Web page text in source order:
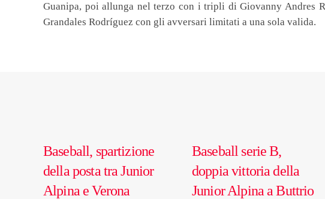
Guanipa, poi allunga nel terzo con i tripli di Giovanny Andres
Grandales Rodríguez con gli avversari limitati a una sola valida.
Baseball, spartizione
della posta tra Junior
Alpina e Verona
Baseball serie B,
doppia vittoria della
Junior Alpina a Buttrio